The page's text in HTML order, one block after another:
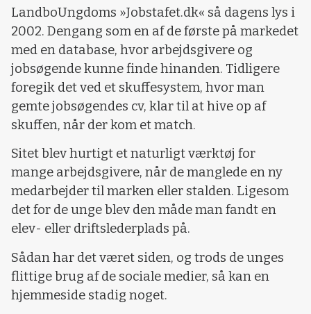
LandboUngdoms »Jobstafet.dk« så dagens lys i
2002. Dengang som en af de første på markedet
med en database, hvor arbejdsgivere og
jobsøgende kunne finde hinanden. Tidligere
foregik det ved et skuffesystem, hvor man
gemte jobsøgendes cv, klar til at hive op af
skuffen, når der kom et match.
Sitet blev hurtigt et naturligt værktøj for
mange arbejdsgivere, når de manglede en ny
medarbejder til marken eller stalden. Ligesom
det for de unge blev den måde man fandt en
elev- eller driftslederplads på.
Sådan har det været siden, og trods de unges
flittige brug af de sociale medier, så kan en
hjemmeside stadig noget.